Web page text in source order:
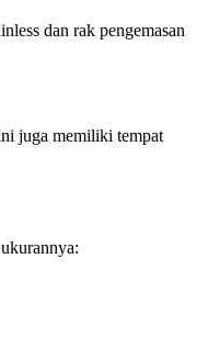
dan rak pengemasan
juga memiliki tempat